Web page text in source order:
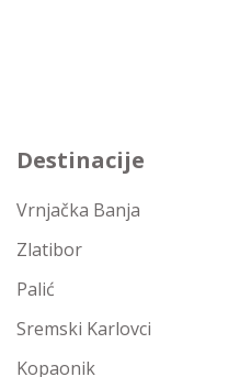
Destinacije
Vrnjačka Banja
Zlatibor
Palić
Sremski Karlovci
Kopaonik